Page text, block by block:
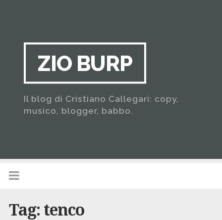
ZIO BURP
Il blog di Cristiano Callegari: copy,
musico, blogger, babbo.
Tag: tenco